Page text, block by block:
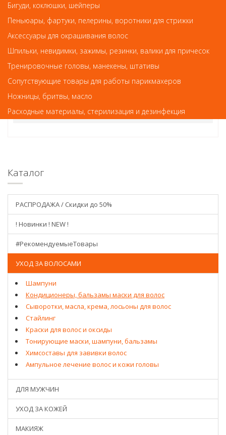
В КОРЗИНУ
Каталог
РАСПРОДАЖА / Скидки до 50%
! Новинки ! NEW !
#РекомендуемыеТовары
УХОД ЗА ВОЛОСАМИ
Шампуни
Кондиционеры, бальзамы маски для волос
Сыворотки, масла, крема, лосьоны для волос
Стайлинг
Краски для волос и оксиды
Тонирующие маски, шампуни, бальзамы
Химсоставы для завивки волос
Ампульное лечение волос и кожи головы
ДЛЯ МУЖЧИН
УХОД ЗА КОЖЕЙ
МАКИЯЖ
Бигуди, коклюшки, шейперы
Пеньюары, фартуки, пелерины, воротники для стрижки
Аксессуары для окрашивания волос
Шпильки, невидимки, зажимы, резинки, валики для причесок
Тренировочные головы, манекены, штативы
Сопутствующие товары для работы парикмахеров
Ножницы, бритвы, масло
Расходные материалы, стерилизация и дезинфекция